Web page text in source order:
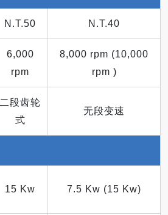
N.T.50 N.T.40
6,000
rpm
8,000 rpm (10,000
rpm )
二段齿轮
式
无段变速
15 Kw 7.5 Kw (15 Kw)